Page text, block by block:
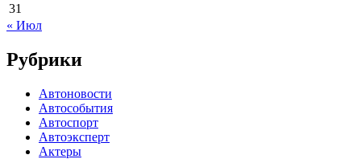
31
« Июл
Рубрики
Автоновости
Автособытия
Автоспорт
Автоэксперт
Актеры